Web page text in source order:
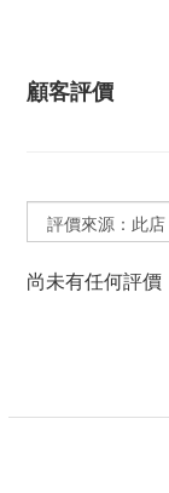
顧客評價
尚未有任何評價